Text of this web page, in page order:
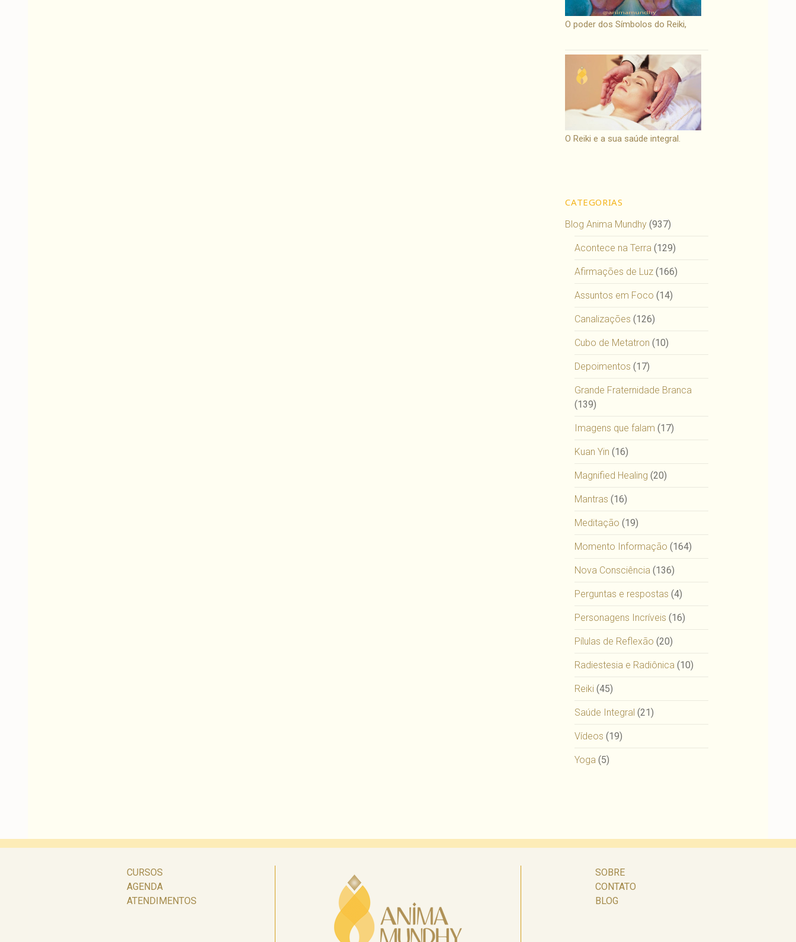
O poder dos Símbolos do Reiki,
O Reiki e a sua saúde integral.
CATEGORIAS
Blog Anima Mundhy (937)
Acontece na Terra (129)
Afirmações de Luz (166)
Assuntos em Foco (14)
Canalizações (126)
Cubo de Metatron (10)
Depoimentos (17)
Grande Fraternidade Branca
(139)
Imagens que falam (17)
Kuan Yin (16)
Magnified Healing (20)
Mantras (16)
Meditação (19)
Momento Informação (164)
Nova Consciência (136)
Perguntas e respostas (4)
Personagens Incríveis (16)
Pílulas de Reflexão (20)
Radiestesia e Radiônica (10)
Reiki (45)
Saúde Integral (21)
Vídeos (19)
Yoga (5)
CURSOS
AGENDA
ATENDIMENTOS
SOBRE
CONTATO
BLOG